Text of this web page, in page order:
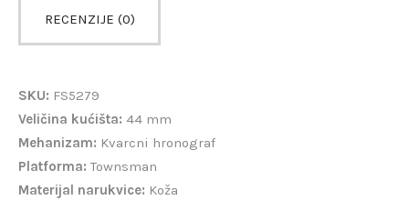
RECENZIJE (0)
SKU: FS5279
Veličina kućišta: 44 mm
Mehanizam: Kvarcni hronograf
Platforma: Townsman
Materijal narukvice: Koža